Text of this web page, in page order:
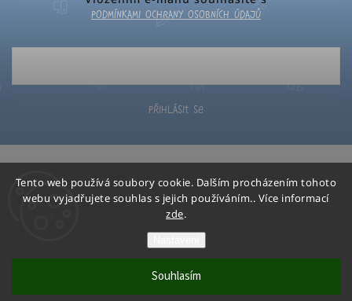
Tento web používá soubory cookie. Dalším procházením tohoto
webu vyjadřujete souhlas s jejich používáním.. Více informací
zde.
Souhlasím
podmínkami ochrany osobních údajů
Přihlásit se
Vytvořil Shoptet
Poketo